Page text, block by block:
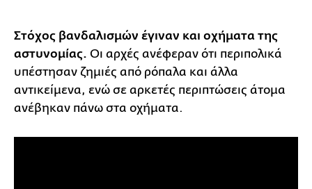
Στόχος βανδαλισμών έγιναν και οχήματα της
αστυνομίας. Οι αρχές ανέφεραν ότι περιπολικά
υπέστησαν ζημιές από ρόπαλα και άλλα
αντικείμενα, ενώ σε αρκετές περιπτώσεις άτομα
ανέβηκαν πάνω στα οχήματα.